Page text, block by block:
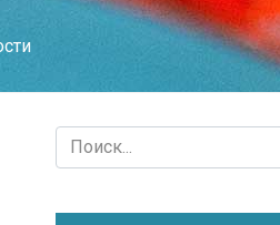
Search
for: